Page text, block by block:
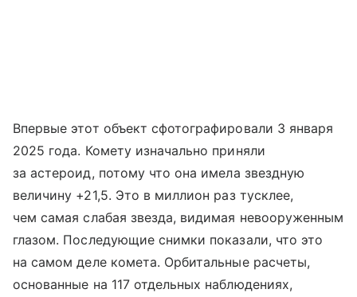
Впервые этот объект сфотографировали 3 января
2025 года. Комету изначально приняли
за астероид, потому что она имела звездную
величину +21,5. Это в миллион раз тусклее,
чем самая слабая звезда, видимая невооруженным
глазом. Последующие снимки показали, что это
на самом деле комета. Орбитальные расчеты,
основанные на 117 отдельных наблюдениях,